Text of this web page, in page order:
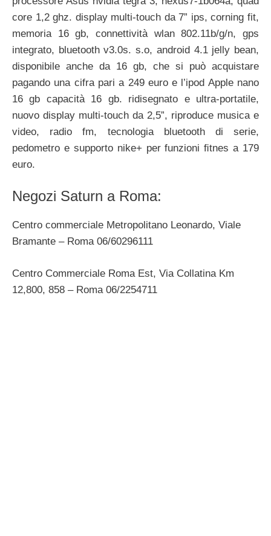
core 1,2 ghz. display multi-touch da 7” ips, corning fit,
memoria 16 gb, connettività wlan 802.11b/g/n, gps
integrato, bluetooth v3.0s. s.o, android 4.1 jelly bean,
disponibile anche da 16 gb, che si può acquistare
pagando una cifra pari a 249 euro e l’ipod Apple nano
16 gb capacità 16 gb. ridisegnato e ultra-portatile,
nuovo display multi-touch da 2,5”, riproduce musica e
video, radio fm, tecnologia bluetooth di serie,
pedometro e supporto nike+ per funzioni ﬁtnes a 179
euro.
Negozi Saturn a Roma:
Centro commerciale Metropolitano Leonardo, Viale
Bramante – Roma 06/60296111
Centro Commerciale Roma Est, Via Collatina Km
12,800, 858 – Roma 06/2254711